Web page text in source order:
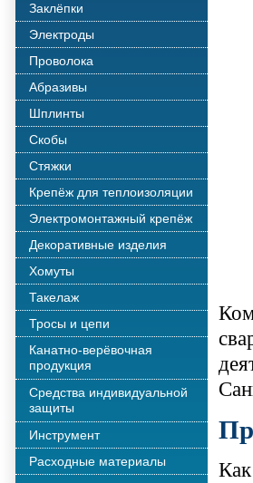
Заклёпки
Электроды
Проволока
Абразивы
Шплинты
Скобы
Стяжки
Крепёж для теплоизоляции
Электромонтажный крепёж
Декоративные изделия
Хомуты
Такелаж
Тросы и цепи
Канатно-верёвочная
продукция
Средства индивидуальной
защиты
Инструмент
Расходные материалы